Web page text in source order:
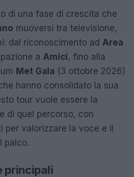
di una fase di crescita che
muoversi tra televisione,
dal riconoscimento ad Area
a Amici, fino alla
Met Gala (3 ottobre 2026)
hanno consolidato la sua
tour vuole essere la
di quel percorso, con
per valorizzare la voce e il
palco.
principali